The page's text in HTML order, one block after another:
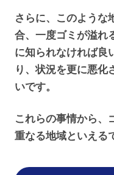
さらに、このような
合、一度ゴミが溢れ
に知られなければ良
り、状況を更に悪化
いです。
これらの事情から、
重なる地域といえる